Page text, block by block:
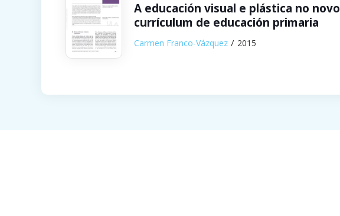
A educación visual e plástica no novo
currículum de educación primaria
Carmen Franco-Vázquez 2015